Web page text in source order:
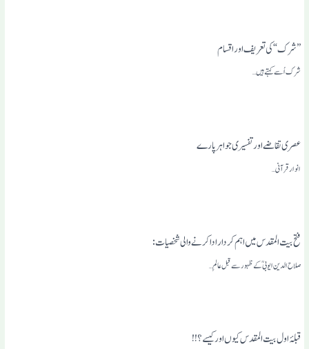
”شرک“کی تعریف اور اقسام
شرک اُسے کہتے ہیں…
عصری تقاضے اور تفسیری جواہر پارے
انوار قرآنی …
فتح بیت المقدس میں اہم کردار ادا کرنے والی شخصیات:
صلاح الدین ایوبی ؒ کے ظہور سے قبل عالمِ…
قبلۂ اول بیت المقدس کیوں اور کیسے؟!!